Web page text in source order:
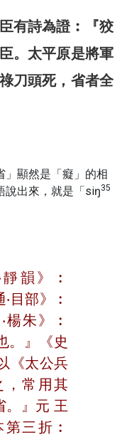
臣有詩為證︰『狡
。太平原是將軍
刀頭死，省者全
」顯然是「癡」的相
說出來，就是「siŋ35
韻》︰
目部》︰
楊朱》︰
。』《史
《太公兵
，常用其
。』元 王
三折︰